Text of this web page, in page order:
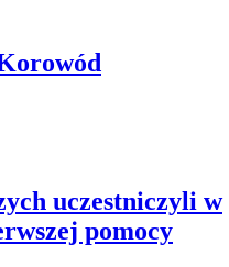
uczestniczyli w
pomocy